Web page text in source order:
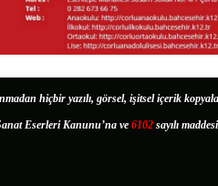
hiçbir yazılı, görsel, işitsel içerik
Eserleri Kanunu’na ve 6102 sayılı